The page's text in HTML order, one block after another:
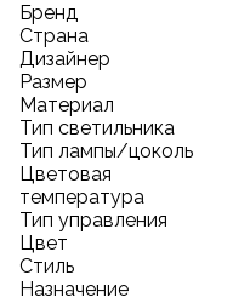
Бренд
Страна
Дизайнер
Размер
Материал
Тип светильника
Тип лампы/цоколь
Цветовая
температура
Тип управления
Цвет
Стиль
Назначение